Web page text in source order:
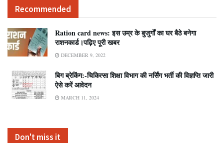
Recommended
Ration card news: इस उम्र के बुजुर्गों का घर बैठे बनेगा
राशनकार्ड।पढ़िए पूरी खबर
DECEMBER 9, 2022
बिग ब्रेकिंग:-चिकित्सा शिक्षा विभाग की नर्सिंग भर्ती की विज्ञप्ति जारी
ऐसे करें आवेदन
MARCH 11, 2024
Don't miss it